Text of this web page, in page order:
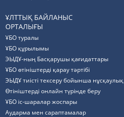
ҰЛТТЫҚ БАЙЛАНЫС
ОРТАЛЫҒЫ
ҰБО туралы
ҰБО құрылымы
ЭЫДҰ-ның Басқарушы қағидаттары
ҰБО өтініштерді қарау тәртібі
ЭЫДҰ тиісті тексеру бойынша нұсқаулық
Өтініштерді онлайн түрінде беру
ҰБО іс-шаралар жоспары
Аударма мен сараптамалар